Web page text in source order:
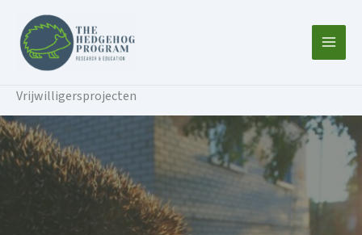
naar
inhoud
Vrijwilligersprojecten